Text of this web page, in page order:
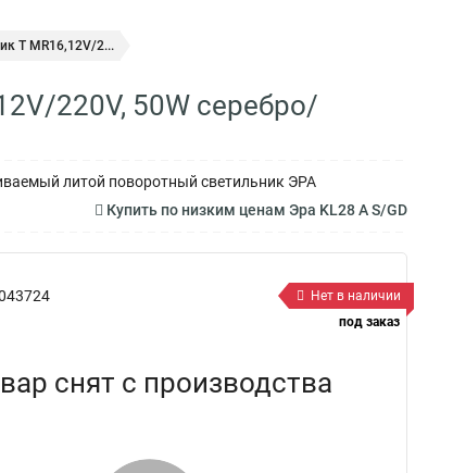
Т MR16,12V/2...
220V, 50W серебро/
литой поворотный светильник ЭРА
Купить по низким ценам Эра KL28 А S/GD
Нет в наличии
под заказ
снят с производства